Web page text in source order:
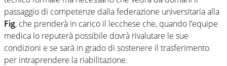
passaggio di competenze dalla federazione universitaria alla
Fig, che prenderà in carico il lecchese che, quando l’equipe
medica lo reputerà possibile dovrà rivalutare le sue
condizioni e se sarà in grado di sostenere il trasferimento
per intraprendere la riabilitazione.